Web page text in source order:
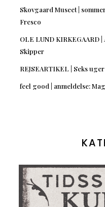
Skovgaard Museet |
Fresco
OLE LUND KIRKEGAARD
Skipper
REJSEARTIKEL | Seks
feel good | anmeldelse: